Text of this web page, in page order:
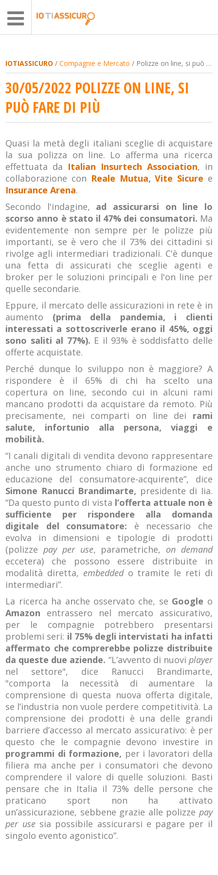
IOTIASSICURO /Compagnie e Mercato / Polizze on line, si può fare di più
30/05/2022 POLIZZE ON LINE, SI
PUÒ FARE DI PIÙ
Quasi la metà degli italiani sceglie di acquistare
la sua polizza on line. Lo afferma una ricerca
effettuata da Italian Insurtech Association, in
collaborazione con Reale Mutua, Vite Sicure e
Insurance Arena.
Secondo l'indagine, ad assicurarsi on line lo
scorso anno è stato il 47% dei consumatori. Ma
evidentemente non sempre per le polizze più
importanti, se è vero che il 73% dei cittadini si
rivolge agli intermediari tradizionali. C'è dunque
una fetta di assicurati che sceglie agenti e
broker per le soluzioni principali e l'on line per
quelle secondarie.
Eppure, il mercato delle assicurazioni in rete è in
aumento (prima della pandemia, i clienti
interessati a sottoscriverle erano il 45%, oggi
sono saliti al 77%). E il 93% è soddisfatto delle
offerte acquistate.
Perché dunque lo sviluppo non è maggiore? A
rispondere è il 65% di chi ha scelto una
copertura on line, secondo cui in alcuni rami
mancano prodotti da acquistare da remoto. Più
precisamente, nei comparti on line dei rami
salute, infortunio alla persona, viaggi e
mobilità.
“I canali digitali di vendita devono rappresentare
anche uno strumento chiaro di formazione ed
educazione del consumatore-acquirente”, dice
Simone Ranucci Brandimarte, presidente di Iia.
“Da questo punto di vista l’offerta attuale non è
sufficiente per rispondere alla domanda
digitale del consumatore: è necessario che
evolva in dimensioni e tipologie di prodotti
(polizze pay per use, parametriche, on demand
eccetera) che possono essere distribuite in
modalità diretta, embeddedo tramite le reti di
intermediari”.
La ricerca ha anche osservato che, se Google o
Amazon entrassero nel mercato assicurativo,
per le compagnie potrebbero presentarsi
problemi seri: il 75% degli intervistati ha infatti
affermato che comprerebbe polizze distribuite
da queste due aziende. “L’avvento di nuovi player
nel settore", dice Ranucci Brandimarte,
"comporta la necessità di aumentare la
comprensione di questa nuova offerta digitale,
se l’industria non vuole perdere competitività. La
comprensione dei prodotti è una delle grandi
barriere d’accesso al mercato assicurativo: è per
questo che le compagnie devono investire in
programmi di formazione, per i lavoratori della
filiera ma anche per i consumatori che devono
comprendere il valore di quelle soluzioni. Basti
pensare che in Italia il 73% delle persone che
praticano sport non ha attivato
un’assicurazione, sebbene grazie alle polizze pay
per usesia possibile assicurarsi e pagare per il
singolo evento agonistico”.